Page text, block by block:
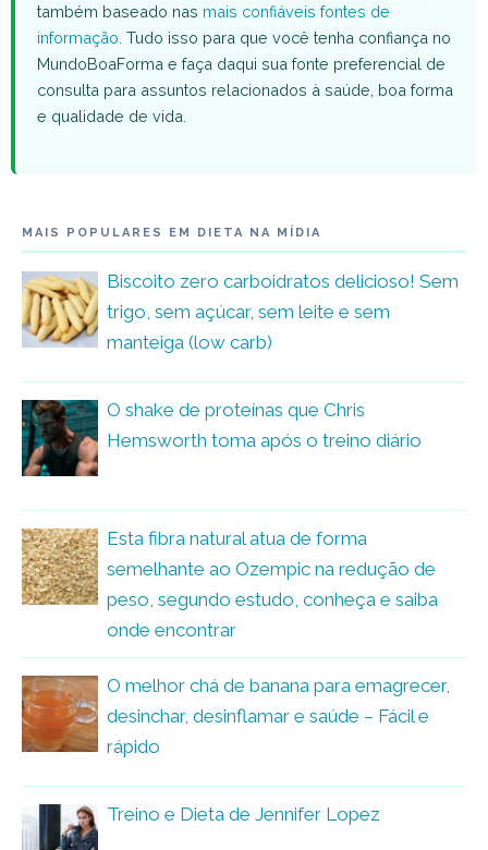
também baseado nas mais confiáveis fontes de
informação . Tudo isso para que você tenha confiança no
MundoBoaForma e faça daqui sua fonte preferencial de
consulta para assuntos relacionados à saúde, boa forma
e qualidade de vida.
MAIS POPULARES EM DIETA NA MÍDIA
Biscoito zero carboidratos delicioso! Sem
trigo, sem açúcar, sem leite e sem
manteiga (low carb)
O shake de proteínas que Chris
Hemsworth toma após o treino diário
Esta fibra natural atua de forma
semelhante ao Ozempic na redução de
peso, segundo estudo, conheça e saiba
onde encontrar
O melhor chá de banana para emagrecer,
desinchar, desinflamar e saúde – Fácil e
rápido
Treino e Dieta de Jennifer Lopez